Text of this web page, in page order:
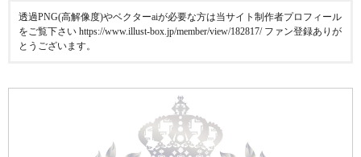
透過PNG(高解像度)やベクターaiが必要な方は当サイト制作者プロフィール
をご覧下さい https://www.illust-box.jp/member/view/182817/ ファン登録ありが
とうございます。